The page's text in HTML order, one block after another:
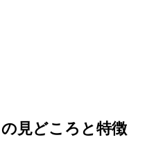
見どころと特徴